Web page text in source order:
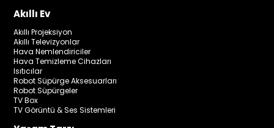
Akıllı Ev
Akıllı Projeksiyon
Akıllı Televizyonlar
Hava Nemlendiriciler
Hava Temizleme Cihazları
Isıtıcılar
Robot Süpürge Aksesuarları
Robot Süpürgeler
TV Box
TV Görüntü & Ses Sistemleri